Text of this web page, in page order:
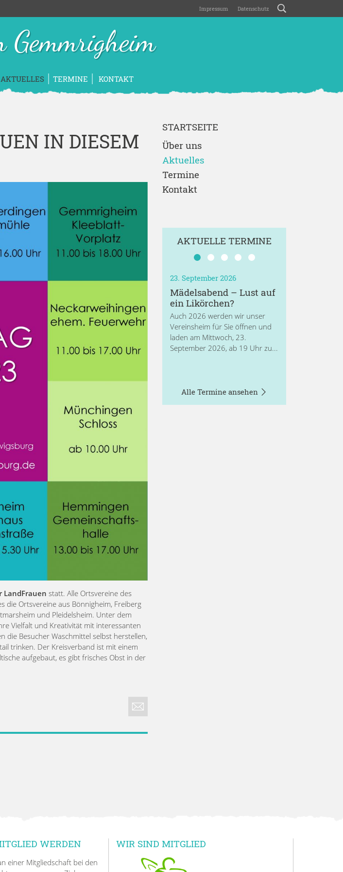
Impressum Datenschutz
AKTUELLES TERMINE KONTAKT
IN DIESEM
LandFrauen statt. Alle Ortsvereine des
die Ortsvereine aus Bönnigheim, Freiberg
und Pleidelsheim. Unter dem
Vielfalt und Kreativität mit interessanten
die Besucher Waschmittel selbst herstellen,
trinken. Der Kreisverband ist mit einem
aufgebaut, es gibt frisches Obst in der
STARTSEITE
Über uns
Aktuelles
Termine
Kontakt
AKTUELLE TERMINE
23. September 2026
Mädelsabend – Lust auf
ein Likörchen?
Auch 2026 werden wir unser
Vereinsheim für Sie öffnen und
laden am Mittwoch, 23.
September 2026, ab 19 Uhr zu...
Alle Termine ansehen
WERDEN
einer Mitgliedschaft bei den
WIR SIND MITGLIED